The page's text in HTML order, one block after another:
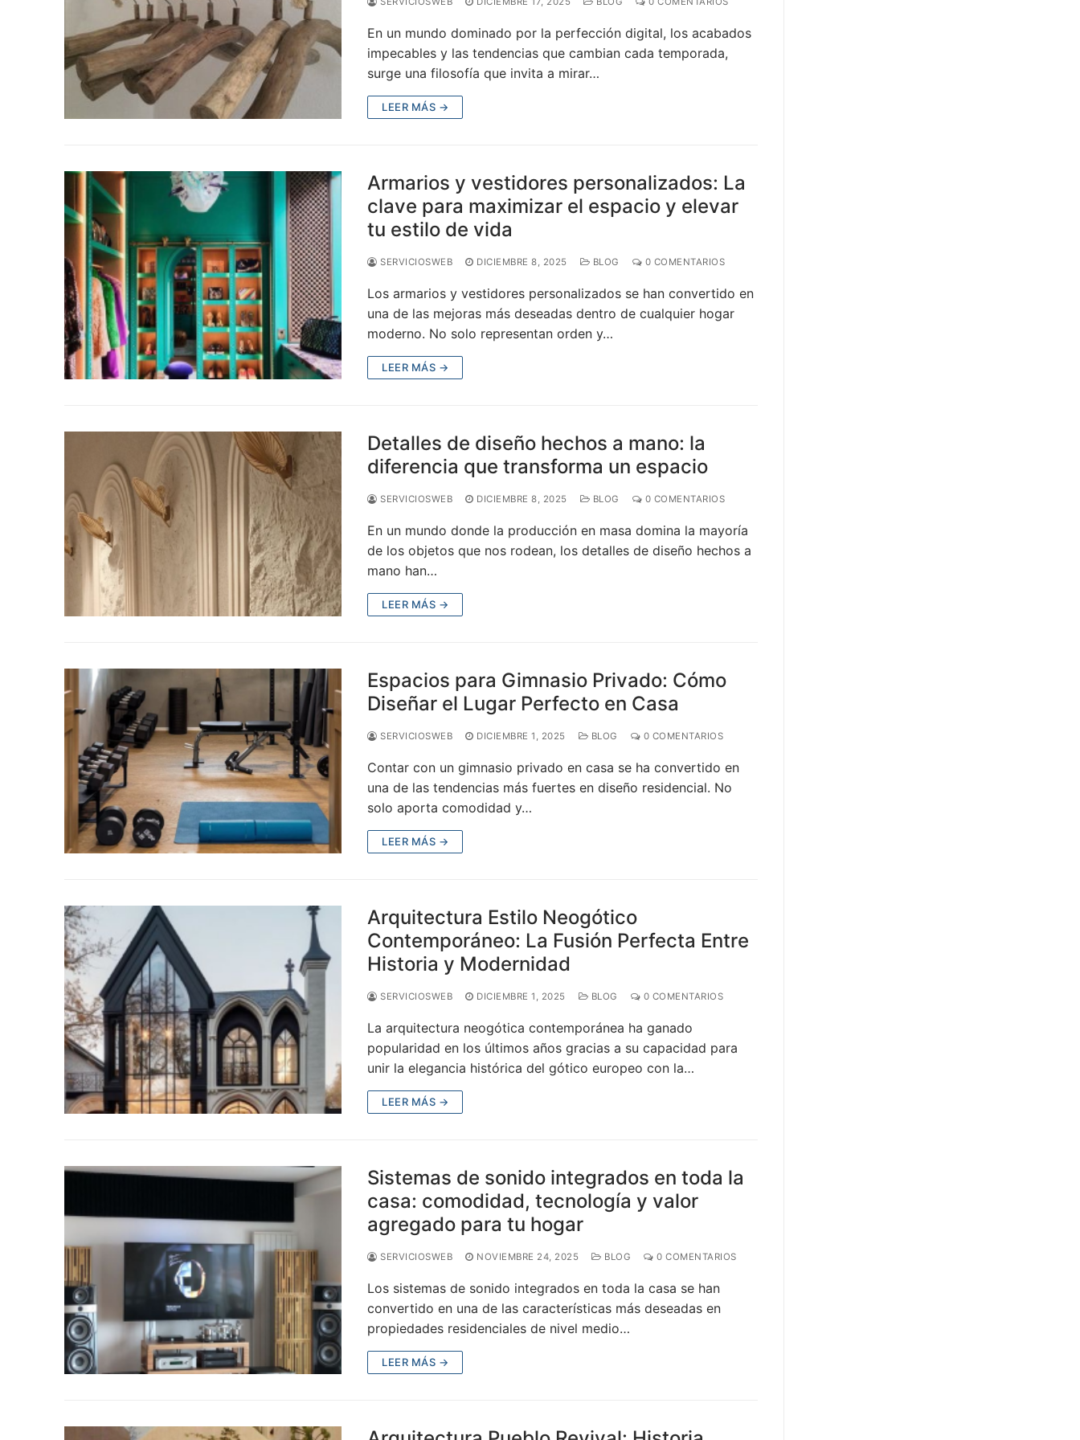
En un mundo dominado por la perfección digital, los acabados
impecables y las tendencias que cambian cada temporada,
surge una filosofía que invita a mirar…
LEER MÁS →
Armarios y vestidores personalizados: La
clave para maximizar el espacio y elevar
tu estilo de vida
SERVICIOSWEB DICIEMBRE 8, 2025 BLOG 0 COMENTARIOS
Los armarios y vestidores personalizados se han convertido en
una de las mejoras más deseadas dentro de cualquier hogar
moderno. No solo representan orden y…
LEER MÁS →
Detalles de diseño hechos a mano: la
diferencia que transforma un espacio
SERVICIOSWEB DICIEMBRE 8, 2025 BLOG 0 COMENTARIOS
En un mundo donde la producción en masa domina la mayoría
de los objetos que nos rodean, los detalles de diseño hechos a
mano han…
LEER MÁS →
Espacios para Gimnasio Privado: Cómo
Diseñar el Lugar Perfecto en Casa
SERVICIOSWEB DICIEMBRE 1, 2025 BLOG 0 COMENTARIOS
Contar con un gimnasio privado en casa se ha convertido en
una de las tendencias más fuertes en diseño residencial. No
solo aporta comodidad y…
LEER MÁS →
Arquitectura Estilo Neogótico
Contemporáneo: La Fusión Perfecta Entre
Historia y Modernidad
SERVICIOSWEB DICIEMBRE 1, 2025 BLOG 0 COMENTARIOS
La arquitectura neogótica contemporánea ha ganado
popularidad en los últimos años gracias a su capacidad para
unir la elegancia histórica del gótico europeo con la…
LEER MÁS →
Sistemas de sonido integrados en toda la
casa: comodidad, tecnología y valor
agregado para tu hogar
SERVICIOSWEB NOVIEMBRE 24, 2025 BLOG 0 COMENTARIOS
Los sistemas de sonido integrados en toda la casa se han
convertido en una de las características más deseadas en
propiedades residenciales de nivel medio…
LEER MÁS →